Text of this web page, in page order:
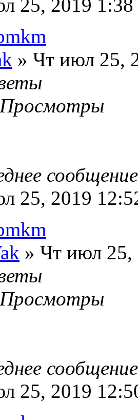
25, 2019 1:38
» Чт июл 25,
Просмотры
25, 2019
» Чт июл 25,
Просмотры
25, 2019